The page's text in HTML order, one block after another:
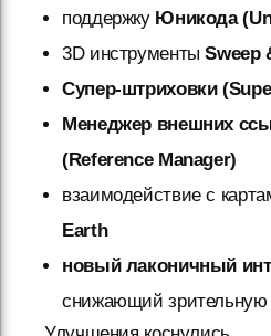
поддержку Юникода
3D инструментыSweep
Супер-штриховки
Менеджер внешних
(Reference Manager)
взаимодействие с
Earth
новый лаконичный
снижающий зрительную